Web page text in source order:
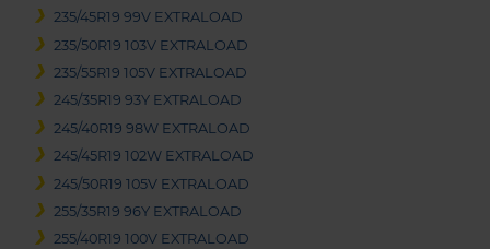
235/45R19 99V EXTRALOAD
235/50R19 103V EXTRALOAD
235/55R19 105V EXTRALOAD
245/35R19 93Y EXTRALOAD
245/40R19 98W EXTRALOAD
245/45R19 102W EXTRALOAD
245/50R19 105V EXTRALOAD
255/35R19 96Y EXTRALOAD
255/40R19 100V EXTRALOAD